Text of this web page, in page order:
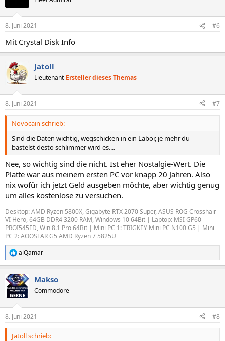
8. Juni 2021 #6
Mit Crystal Disk Info
Jatoll
Lieutenant Ersteller dieses Themas
8. Juni 2021 #7
Novocain schrieb:
Sind die Daten wichtig, wegschicken in ein Labor, je mehr du
bastelst desto schlimmer wird es....
Nee, so wichtig sind die nicht. Ist eher Nostalgie-Wert. Die
Platte war aus meinem ersten PC vor knapp 20 Jahren. Also
nix wofür ich jetzt Geld ausgeben möchte, aber wichtig genug
um alles kostenlose zu versuchen.
Desktop: AMD Ryzen 5800X, Gigabyte RTX 2070 Super, ASUS ROG Crosshair
VI Hero, 64GB DDR4 3200 RAM, Windows 10 64Bit | Laptop: MSI GP60-
PROI545FD, Win 8.1 Pro 64Bit | Mini PC 1: TRIGKEY Mini PC N100 G5 | Mini
PC 2: AOOSTAR G5 AMD Ryzen 7 5825U
R
e
k
t
i
e
n
alQamar
Makso
Commodore
8. Juni 2021 #8
Jatoll schrieb: